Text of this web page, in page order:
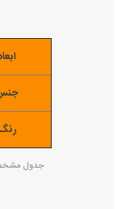
جدول